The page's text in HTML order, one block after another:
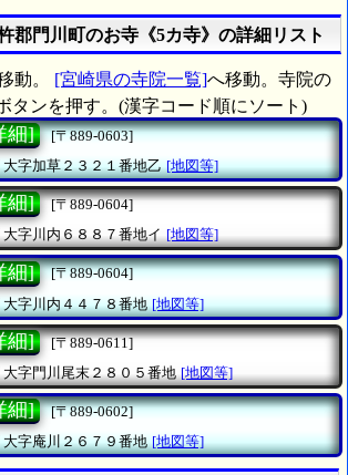
郡門川町のお寺《5カ寺》の詳細リスト
動。 [宮崎県の寺院一覧]へ移動。寺院の
タンを押す。(漢字コード順にソート)
細]
[〒889-0603]
大字加草２３２１番地乙 [地図等]
細]
[〒889-0604]
大字川内６８８７番地イ [地図等]
細]
[〒889-0604]
大字川内４４７８番地 [地図等]
細]
[〒889-0611]
大字門川尾末２８０５番地 [地図等]
細]
[〒889-0602]
大字庵川２６７９番地 [地図等]